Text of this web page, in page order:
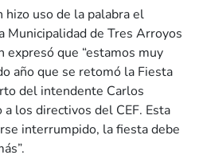
hizo uso de la palabra el
Municipalidad de Tres Arroyos
expresó que “estamos muy
año que se retomó la Fiesta
del intendente Carlos
los directivos del CEF. Esta
interrumpido, la fiesta debe